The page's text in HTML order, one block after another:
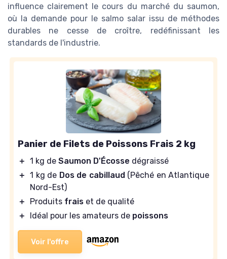
influence clairement le cours du marché du saumon,
où la demande pour le salmo salar issu de méthodes
durables ne cesse de croître, redéfinissant les
standards de l'industrie.
Panier de Filets de Poissons Frais 2 kg
＋ 1 kg de Saumon D'Écosse dégraissé
＋ 1 kg de Dos de cabillaud (Pêché en Atlantique
Nord-Est)
＋
Produits frais et de qualité
＋
Idéal pour les amateurs de poissons
Voir l'offre